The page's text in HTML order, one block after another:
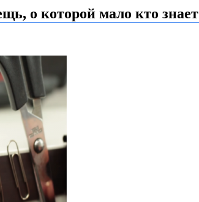
о которой мало кто знает